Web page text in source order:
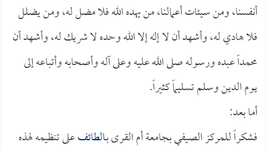
أنفسنا، ومن سيئات أعمالنا، من يهده الله فلا مضل له، ومن يضلل
فلا هادي له، وأشهد أن لا إله إلا الله وحده لا شريك له، وأشهد أن
محمداً عبده ورسوله صلى الله عليه وعلى آله وأصحابه وأتباعه إلى
يوم الدين وسلم تسليماً كثيراً.
أما بعد:
فشكراً للمركز الصيفي بجامعة أم القرى بـالطائفعلى تنظيمه لهذه